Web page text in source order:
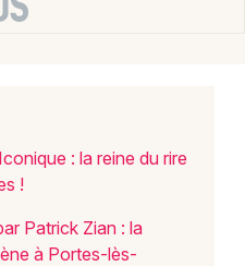
: la reine du rire
!
Patrick Zian : la
à Portes-lès-